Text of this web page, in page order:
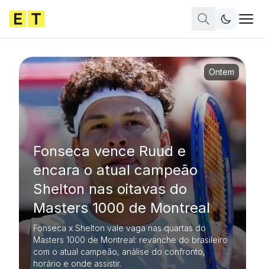
Fonseca vence Ruud e
encara o atual campeão
Shelton nas oitavas do
Masters 1000 de Montreal
Fonseca x Shelton vale vaga nas quartas do
Masters 1000 de Montreal: revanche do brasileiro
com o atual campeão, análise do confronto,
horário e onde assistir.
Ontem